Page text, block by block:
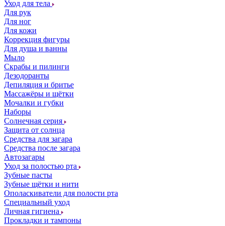
Уход для тела
Для рук
Для ног
Для кожи
Коррекция фигуры
Для душа и ванны
Мыло
Скрабы и пилинги
Дезодоранты
Депиляция и бритье
Массажёры и щётки
Мочалки и губки
Наборы
Солнечная серия
Защита от солнца
Средства для загара
Средства после загара
Автозагары
Уход за полостью рта
Зубные пасты
Зубные щётки и нити
Ополаскиватели для полости рта
Специальный уход
Личная гигиена
Прокладки и тампоны